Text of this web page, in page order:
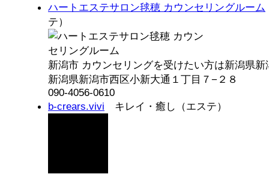
ハートエステサロン毬穂 カウンセリングルーム
テ）
新潟市 カウンセリングを受けたい方は新潟県
新潟県新潟市西区小新大通１丁目７−２８
090-4056-0610
b-crears.vivi キレイ・癒し（エステ）